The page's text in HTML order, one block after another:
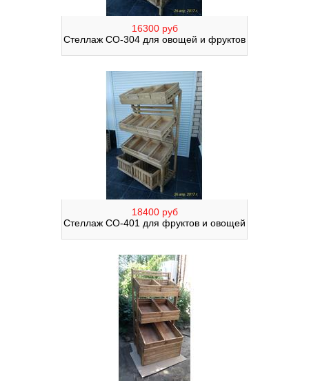
16300 руб
Стеллаж СО-304 для овощей и фруктов
18400 руб
Стеллаж СО-401 для фруктов и овощей